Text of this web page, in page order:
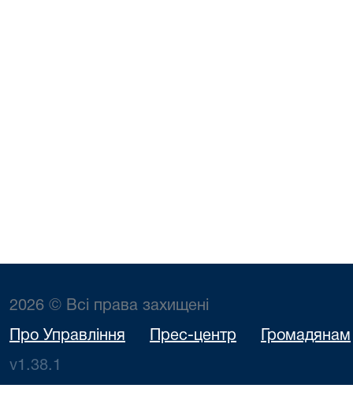
2026 © Всі права захищені
Про Управління Прес-центр Громадянам
v1.38.1